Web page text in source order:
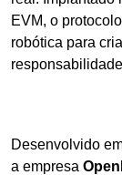
EVM, o
robótica para
Desenvolvido
a empresa